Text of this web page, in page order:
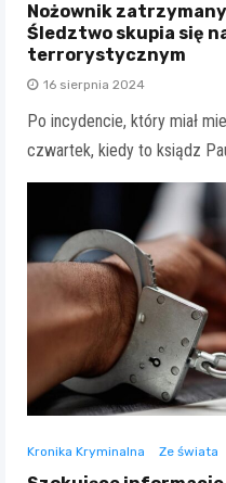
Nożownik
Śledztwo skupia się
terrorystycznym
16 sierpnia 2024
Po incydencie, który miał
czwartek, kiedy to ksiądz
Kronika Kryminalna Ze świata